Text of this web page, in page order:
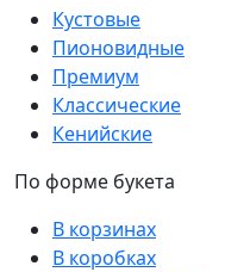
Кустовые
Пионовидные
Премиум
Классические
Кенийские
По форме букета
В корзинах
В коробках